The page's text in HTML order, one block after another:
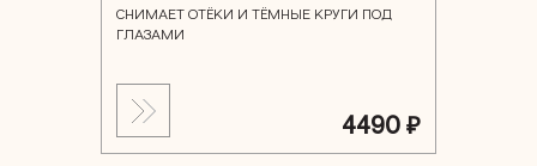
СНИМАЕТ ОТЁКИ И ТЁМНЫЕ КРУГИ ПОД
ГЛАЗАМИ
4490 ₽